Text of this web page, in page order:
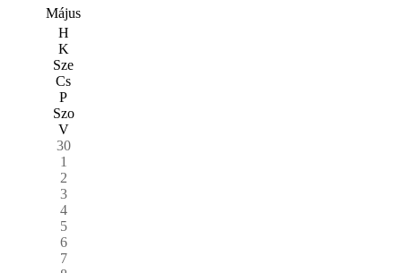
Május
H
K
Sze
Cs
P
Szo
V
30
1
2
3
4
5
6
7